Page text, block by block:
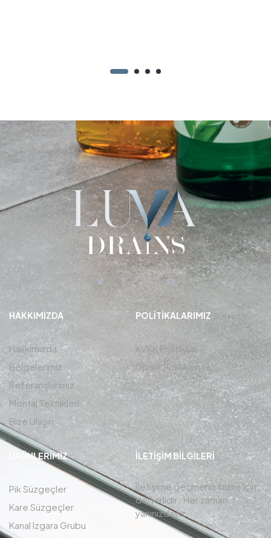
HAKKIMIZDA
Hakkımızda
Belgelerimiz
Referanslarımız
Montaj Teknikleri
Bize Ulaşın
POLITIKALARIMIZ
KVKK Politikası
Gizlilik Politikası
ÜRÜNLERIMIZ
Pik Süzgeçler
Kare Süzgeçler
Kanal Izgara Grubu
İLETIŞIM BİLGİLERİ
İletişime geçmeniz bizim için
değerlidir , Her zaman
yanınızdayız.